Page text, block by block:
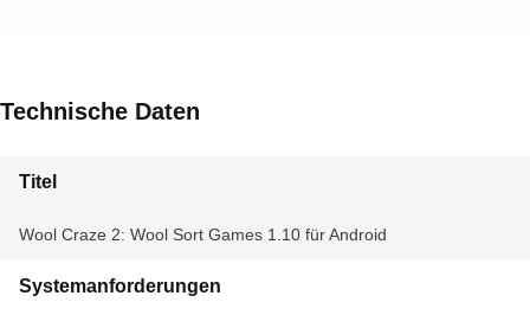
Technische Daten
Titel
Wool Craze 2: Wool Sort Games 1.10 für Android
Systemanforderungen